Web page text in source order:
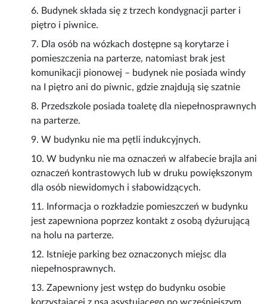
6. Budynek składa się z trzech kondygnacji parter i
piętro i piwnice.
7. Dla osób na wózkach dostępne są korytarze i
pomieszczenia na parterze, natomiast brak jest
komunikacji pionowej – budynek nie posiada windy
na I piętro ani do piwnic, gdzie znajdują się szatnie
8. Przedszkole posiada toaletę dla niepełnosprawnych
na parterze.
9. W budynku nie ma pętli indukcyjnych.
10. W budynku nie ma oznaczeń w alfabecie brajla ani
oznaczeń kontrastowych lub w druku powiększonym
dla osób niewidomych i słabowidzących.
11. Informacja o rozkładzie pomieszczeń w budynku
jest zapewniona poprzez kontakt z osobą dyżurującą
na holu na parterze.
12. Istnieje parking bez oznaczonych miejsc dla
niepełnosprawnych.
13. Zapewniony jest wstęp do budynku osobie